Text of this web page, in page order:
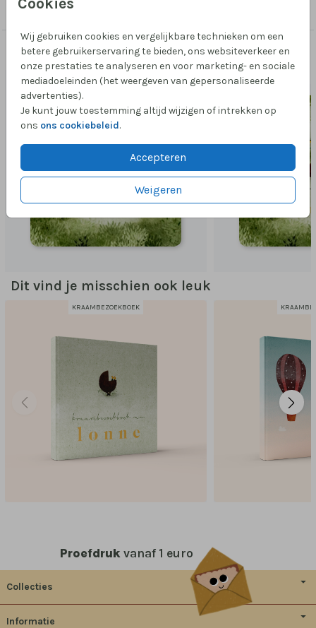
Wij gebruiken cookies en vergelijkbare technieken om een
betere gebruikerservaring te bieden, ons websiteverkeer en
onze prestaties te analyseren en voor marketing- en sociale
mediadoeleinden (het weergeven van gepersonaliseerde
advertenties).
Je kunt jouw toestemming altijd wijzigen of intrekken op
ons ons cookiebeleid.
Accepteren
Weigeren
Kraambezoekboek
Passend bij dit ontwerp
GOUDFOLIE
Dit vind je misschien ook leuk
KRAAMBEZOEKBOEK
Proefdruk vanaf 1 euro
Collecties
Informatie